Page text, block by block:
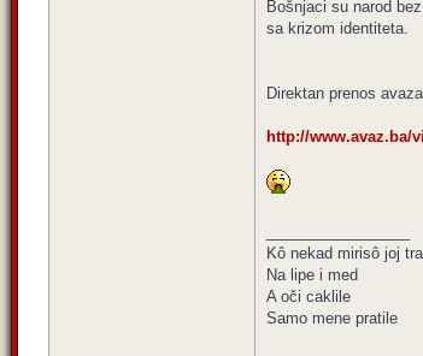
Bošnjaci su narod
sa krizom identiteta.
Direktan prenos
http://www.avaz.ba/
Kô nekad mirisô joj
Na lipe i med
A oči caklile
Samo mene pratile